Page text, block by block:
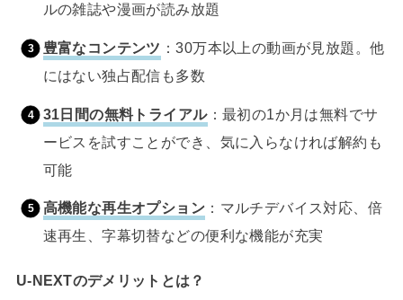
ルの雑誌や漫画が読み放題
豊富なコンテンツ ：30万本以上の動画が見放題。他
にはない独占配信も多数
31日間の無料トライアル：最初の1か月は無料でサ
ービスを試すことができ、気に入らなければ解約も
可能
高機能な再生オプション ：マルチデバイス対応、倍
速再生、字幕切替などの便利な機能が充実
U-NEXTのデメリットとは？